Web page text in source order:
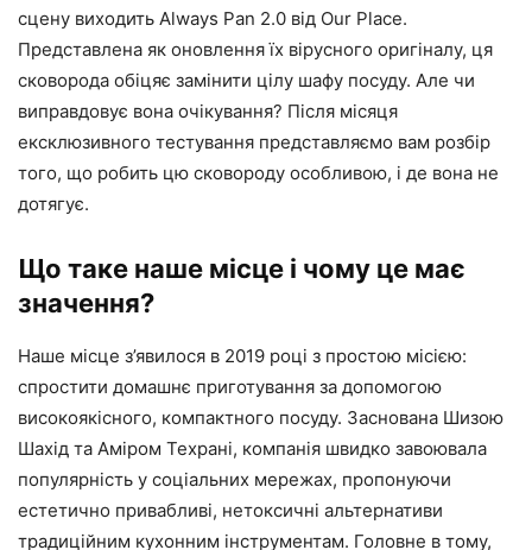
сцену виходить Always Pan 2.0 від Our Place.
Представлена як оновлення їх вірусного оригіналу, ця
сковорода обіцяє замінити цілу шафу посуду. Але чи
виправдовує вона очікування? Після місяця
ексклюзивного тестування представляємо вам розбір
того, що робить цю сковороду особливою, і де вона не
дотягує.
Що таке наше місце і чому це має
значення?
Наше місце з’явилося в 2019 році з простою місією:
спростити домашнє приготування за допомогою
високоякісного, компактного посуду. Заснована Шизою
Шахід та Аміром Техрані, компанія швидко завоювала
популярність у соціальних мережах, пропонуючи
естетично привабливі, нетоксичні альтернативи
традиційним кухонним інструментам. Головне в тому,